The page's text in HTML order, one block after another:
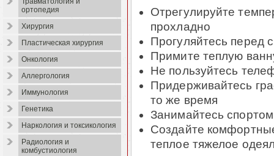
ортопедия
Хирургия
Пластическая хирургия
Онкология
Аллергология
Иммунология
Генетика
Наркология и токсикология
Радиология и
комбустиология
Отрегулируйте
прохладно
Прогуляйтесь перед
Примите теплую
Не пользуйтесь
Придерживайтесь
то же время
Занимайтесь
Создайте
теплое тяжелое